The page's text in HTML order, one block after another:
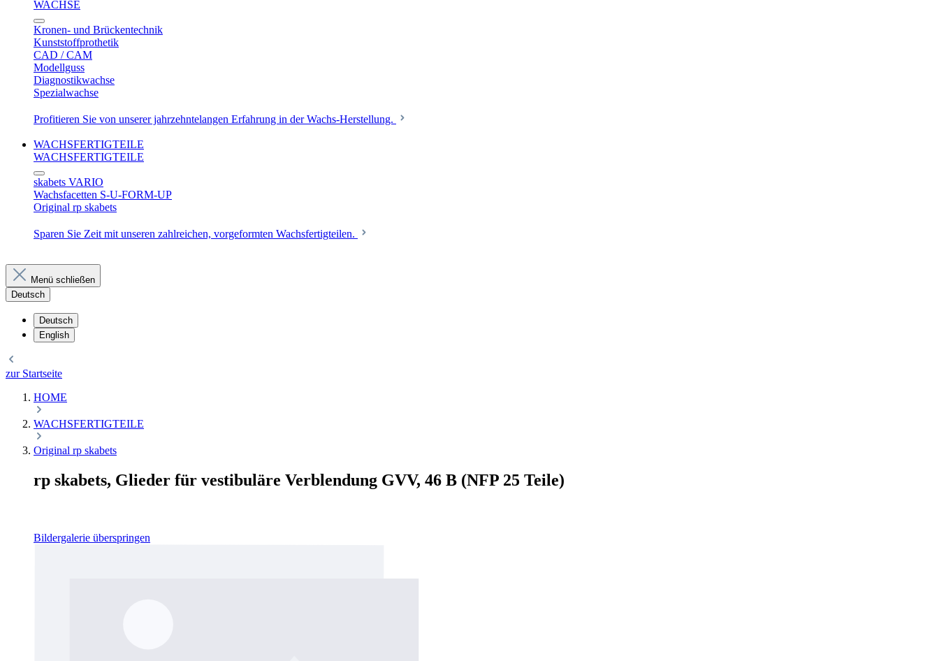
WACHSE
Kronen- und Brückentechnik
Kunststoffprothetik
CAD / CAM
Modellguss
Diagnostikwachse
Spezialwachse
Profitieren Sie von unserer jahrzehntelangen Erfahrung in der Wachs-Herstellung.
WACHSFERTIGTEILE
WACHSFERTIGTEILE
skabets VARIO
Wachsfacetten S-U-FORM-UP
Original rp skabets
Sparen Sie Zeit mit unseren zahlreichen, vorgeformten Wachsfertigteilen.
Menü schließen
Deutsch
Deutsch
English
zur Startseite
HOME
WACHSFERTIGTEILE
Original rp skabets
rp skabets, Glieder für vestibuläre Verblendung GVV, 46 B (NFP 25 Teile)
Bildergalerie überspringen